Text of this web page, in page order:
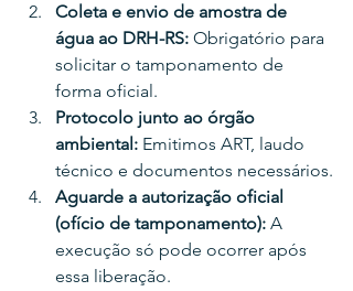
Coleta e envio de amostra de
água ao DRH-RS: Obrigatório para
solicitar o tamponamento de
forma oficial.
Protocolo junto ao órgão
ambiental: Emitimos ART, laudo
técnico e documentos necessários.
Aguarde a autorização oficial
(ofício de tamponamento): A
execução só pode ocorrer após
essa liberação.